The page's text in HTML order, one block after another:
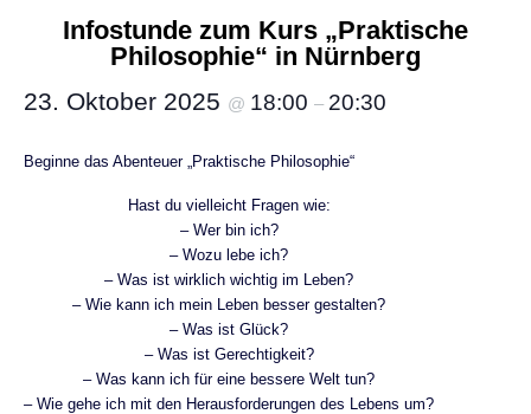
Infostunde zum Kurs „Praktische
Philosophie“ in Nürnberg
23. Oktober 2025 @ 18:00 – 20:30
Beginne das Abenteuer „Praktische Philosophie“
Hast du vielleicht Fragen wie:
– Wer bin ich?
– Wozu lebe ich?
– Was ist wirklich wichtig im Leben?
– Wie kann ich mein Leben besser gestalten?
– Was ist Glück?
– Was ist Gerechtigkeit?
– Was kann ich für eine bessere Welt tun?
– Wie gehe ich mit den Herausforderungen des Lebens um?